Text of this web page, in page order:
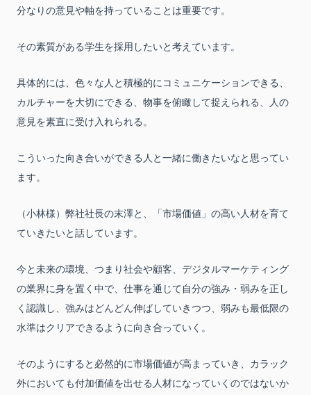
分なりの意見や軸を持っていることは重要です。
その素質がある学生を採用したいと考えています。
具体的には、色々な人と積極的にコミュニケーションできる、
カルチャーを大切にできる、物事を俯瞰して捉えられる、人の
意見を素直に受け入れられる。
こういった向き合いができる人と一緒に働きたいなと思ってい
ます。
（小林様）弊社社長の末澤と、「市場価値」の高い人材を育て
ていきたいと話しています。
今と未来の環境、つまり社会や顧客、デジタルマーケティング
の業界に身を置く中で、仕事を通じて自分の強み・弱みを正し
く認識し、強みはどんどん伸ばしていきつつ、弱みも最低限の
水準はクリアできるように向き合っていく。
そのようにすると必然的に市場価値が高まっていき、カラック
外においても付加価値を出せる人材になっていくのではないか